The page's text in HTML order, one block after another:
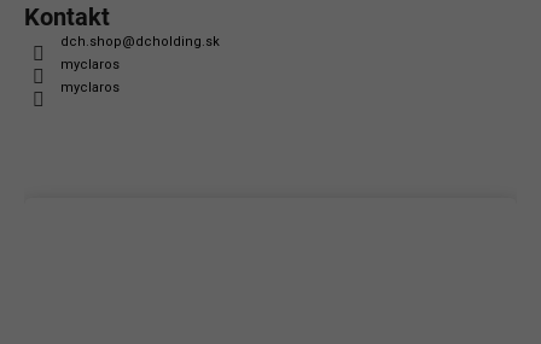
Kontakt
dch.shop@dcholding.sk
myclaros
myclaros